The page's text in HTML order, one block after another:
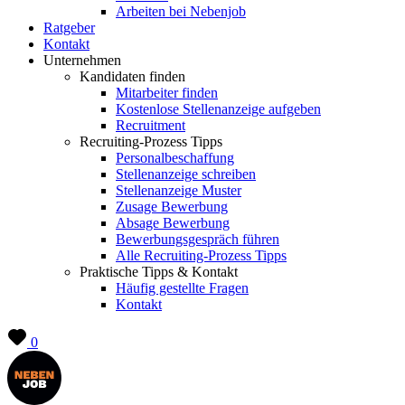
Arbeiten bei Nebenjob
Ratgeber
Kontakt
Unternehmen
Kandidaten finden
Mitarbeiter finden
Kostenlose Stellenanzeige aufgeben
Recruitment
Recruiting-Prozess Tipps
Personalbeschaffung
Stellenanzeige schreiben
Stellenanzeige Muster
Zusage Bewerbung
Absage Bewerbung
Bewerbungsgespräch führen
Alle Recruiting-Prozess Tipps
Praktische Tipps & Kontakt
Häufig gestellte Fragen
Kontakt
0